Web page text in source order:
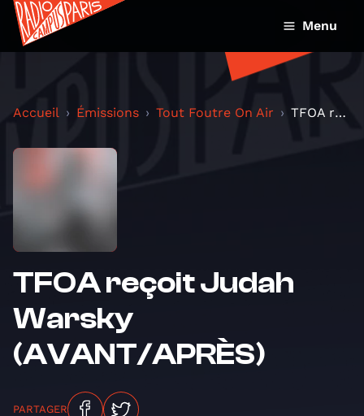
Menu
Accueil Émissions Tout Foutre On Air TFOA reçoit Judah Warsky (AVANT/APRÈS)
TFOA reçoit Judah
Warsky
(AVANT/APRÈS)
PARTAGER